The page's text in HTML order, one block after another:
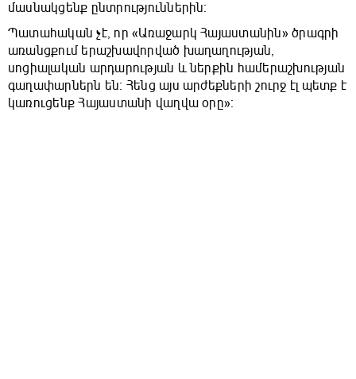
մասնակցենք ընտրություններին։
Պատահական չէ, որ «Առաջարկ Հայաստանին» ծրագրի
առանցքում երաշխավորված խաղաղության,
սոցիալական արդարության և ներքին համերաշխության
գաղափարներն են։ Հենց այս արժեքների շուրջ էլ պետք է
կառուցենք Հայաստանի վաղվա օրը»։